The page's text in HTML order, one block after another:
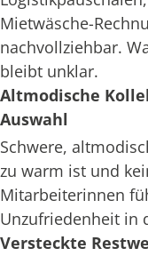
Mietwäsche-
nachvollziehbar.
bleibt unklar.
Altmodische
Auswahl
Schwere,
zu warm ist und
Mitarbeiterinnen
Unzufriedenheit in
Versteckte